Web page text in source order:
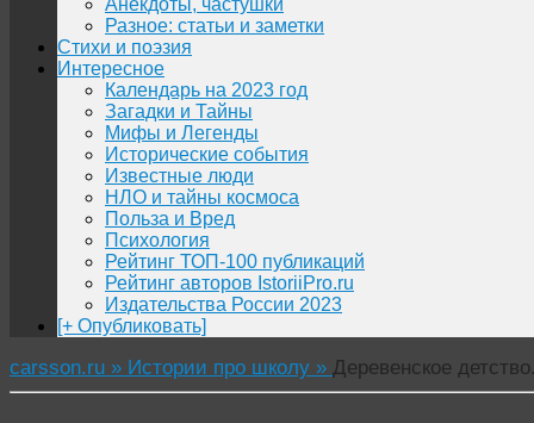
Анекдоты, частушки
Разное: статьи и заметки
Стихи и поэзия
Интересное
Календарь на 2023 год
Загадки и Тайны
Мифы и Легенды
Исторические события
Известные люди
НЛО и тайны космоса
Польза и Вред
Психология
Рейтинг ТОП-100 публикаций
Рейтинг авторов IstoriiPro.ru
Издательства России 2023
[+ Опубликовать]
carsson.ru » Истории про школу » Деревенское